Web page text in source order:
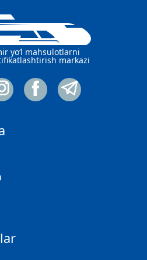
yo‘l mahsulotlarni
markazi